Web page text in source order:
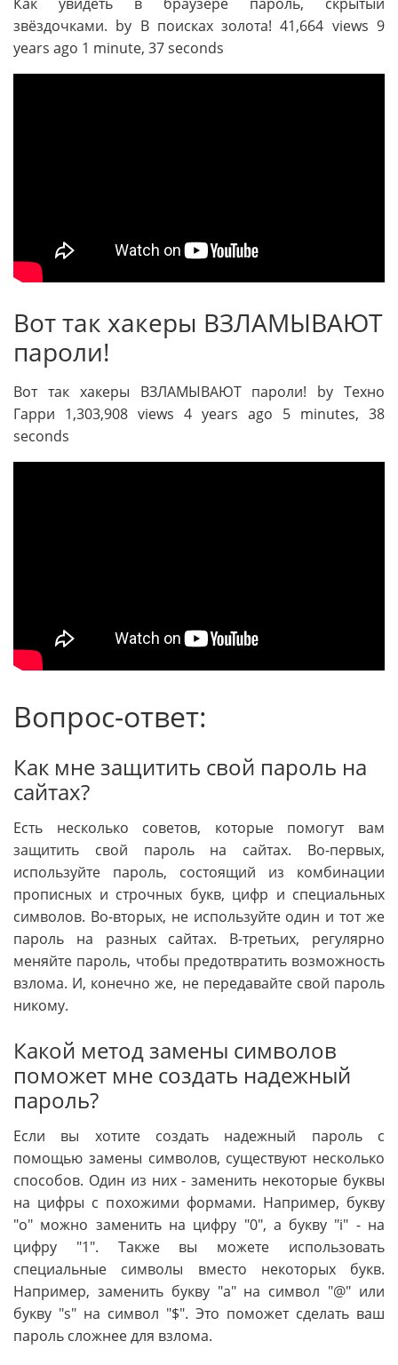
Как увидеть в браузере пароль, скрытый
звёздочками. by В поисках золота! 41,664 views 9
years ago 1 minute, 37 seconds
Вот так хакеры ВЗЛАМЫВАЮТ
пароли!
Вот так хакеры ВЗЛАМЫВАЮТ пароли! by Техно
Гарри 1,303,908 views 4 years ago 5 minutes, 38
seconds
Вопрос-ответ:
Как мне защитить свой пароль на
сайтах?
Есть несколько советов, которые помогут вам
защитить свой пароль на сайтах. Во-первых,
используйте пароль, состоящий из комбинации
прописных и строчных букв, цифр и специальных
символов. Во-вторых, не используйте один и тот же
пароль на разных сайтах. В-третьих, регулярно
меняйте пароль, чтобы предотвратить возможность
взлома. И, конечно же, не передавайте свой пароль
никому.
Какой метод замены символов
поможет мне создать надежный
пароль?
Если вы хотите создать надежный пароль с
помощью замены символов, существуют несколько
способов. Один из них - заменить некоторые буквы
на цифры с похожими формами. Например, букву
"o" можно заменить на цифру "0", а букву "i" - на
цифру "1". Также вы можете использовать
специальные символы вместо некоторых букв.
Например, заменить букву "a" на символ "@" или
букву "s" на символ "$". Это поможет сделать ваш
пароль сложнее для взлома.